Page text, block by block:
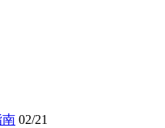
南 02/21